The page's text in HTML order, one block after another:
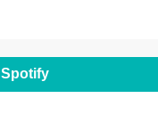
Spotify